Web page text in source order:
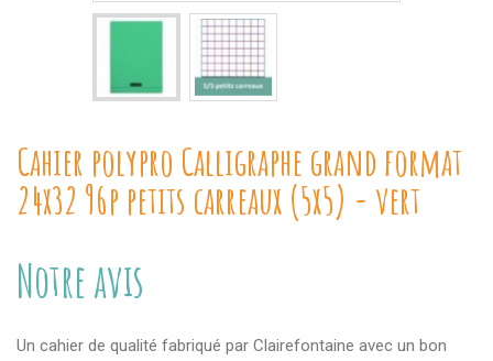
Cahier polypro Calligraphe grand format
24x32 96p petits carreaux (5x5) - vert
Notre avis
Un cahier de qualité fabriqué par Clairefontaine avec un bon